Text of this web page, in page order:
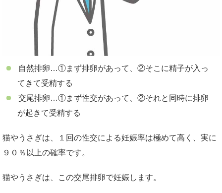
自然排卵…①まず排卵があって、②そこに精子が入っ
てきて受精する
交尾排卵…①まず性交があって、②それと同時に排卵
が起きて受精する
猫やうさぎは、１回の性交による妊娠率は極めて高く、実に
９０％以上の確率です。
猫やうさぎは、この交尾排卵で妊娠します。